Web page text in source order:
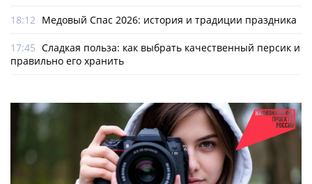
18:12 Медовый Спас 2026: история и традиции праздника
17:45 Сладкая польза: как выбрать качественный персик и
правильно его хранить